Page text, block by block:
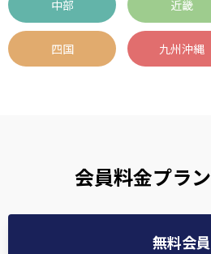
中部 近畿
四国 九州沖縄
会員料金プラン
無料会員